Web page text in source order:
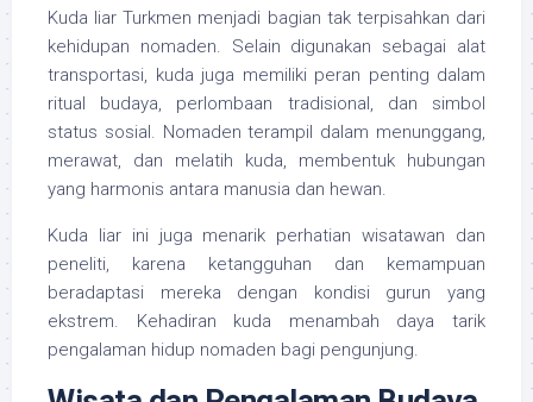
Kuda liar Turkmen menjadi bagian tak terpisahkan dari
kehidupan nomaden. Selain digunakan sebagai alat
transportasi, kuda juga memiliki peran penting dalam
ritual budaya, perlombaan tradisional, dan simbol
status sosial. Nomaden terampil dalam menunggang,
merawat, dan melatih kuda, membentuk hubungan
yang harmonis antara manusia dan hewan.
Kuda liar ini juga menarik perhatian wisatawan dan
peneliti, karena ketangguhan dan kemampuan
beradaptasi mereka dengan kondisi gurun yang
ekstrem. Kehadiran kuda menambah daya tarik
pengalaman hidup nomaden bagi pengunjung.